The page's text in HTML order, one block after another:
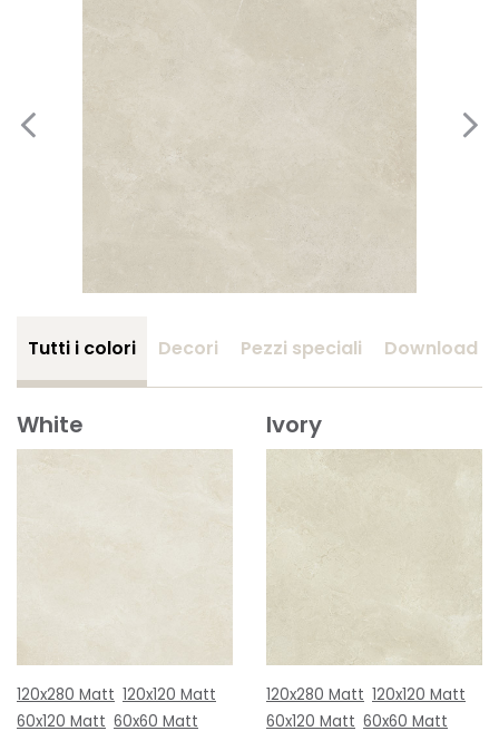
Tutti i colori Decori Pezzi speciali Download
White
120x280 Matt 120x120 Matt
60x120 Matt 60x60 Matt
Ivory
120x280 Matt 120x120 Matt
60x120 Matt 60x60 Matt